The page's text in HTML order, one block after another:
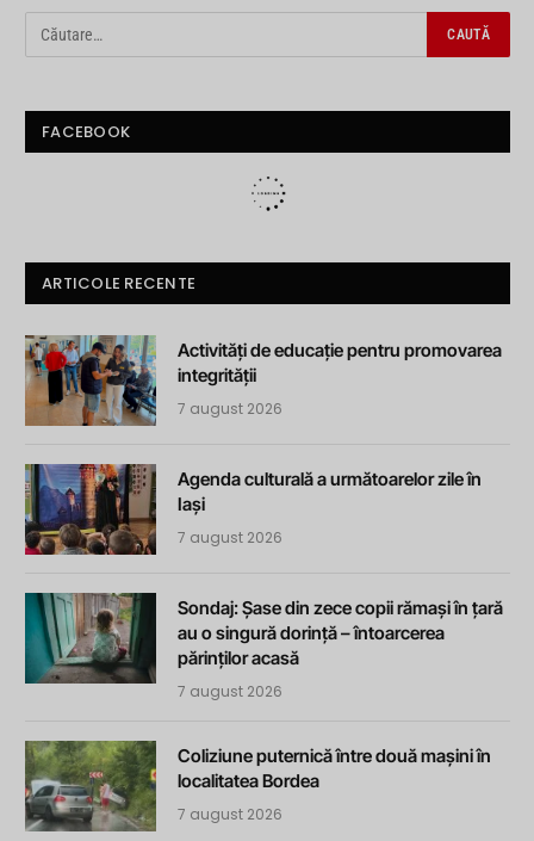
FACEBOOK
ARTICOLE RECENTE
Activități de educație pentru promovarea
integrității
7 august 2026
Agenda culturală a următoarelor zile în
Iași
7 august 2026
Sondaj: Șase din zece copii rămași în țară
au o singură dorință – întoarcerea
părinților acasă
7 august 2026
Coliziune puternică între două mașini în
localitatea Bordea
7 august 2026